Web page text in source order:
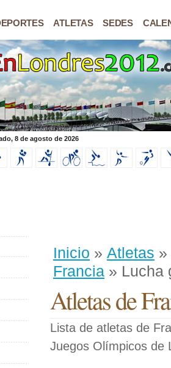
ATLETAS SEDES
8 de agosto de 2026
Inicio » Atletas »
Francia » Lucha
Atletas de
Lista de atletas de
Juegos Olímpicos de